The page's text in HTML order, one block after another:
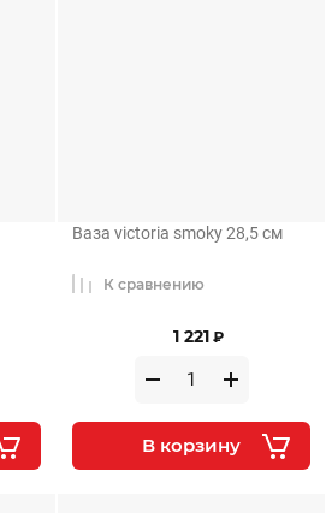
Ваза victoria smoky 28,5 см
1 221 ₽
К сравнению
В корзину